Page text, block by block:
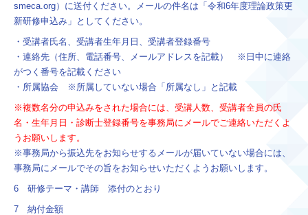
smeca.org）に送付ください。メールの件名は「令和6年度理論政策更
新研修申込み」としてください。
・受講者氏名、受講者生年月日、受講者登録番号
・連絡先（住所、電話番号、メールアドレスを記載） ※日中に連絡
がつく番号を記載ください
・所属協会 ※所属していない場合「所属なし」と記載
※複数名分の申込みをされた場合には、受講人数、受講者全員の氏
名・生年月日・診断士登録番号を事務局にメールでご連絡いただくよ
うお願いします。
※事務局から振込先をお知らせするメールが届いていない場合には、
事務局にメールでその旨をお知らせいただくようお願いします。
6 研修テーマ・講師 添付のとおり
7 納付金額